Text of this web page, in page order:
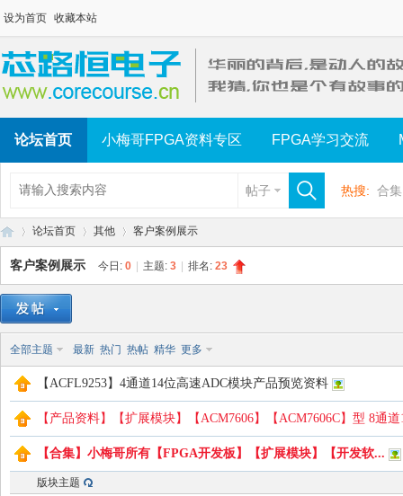
设为首页 收藏本站
论坛首页 小梅哥FPGA资料专区 FPGA学习交流
帖子 热搜: 合集
»
论坛首页 其他 客户案例展示
客户案例展示 今日: 0 主题: 3 排名: 23
全部主题 最新 热门 热帖 精华 更多
【ACFL9253】4通道14位高速ADC模块产品预览资料
【产品资料】【扩展模块】【ACM7606】【ACM7606C】型 8通
【合集】小梅哥所有【FPGA开发板】【扩展模块】【开发软...
版块主题